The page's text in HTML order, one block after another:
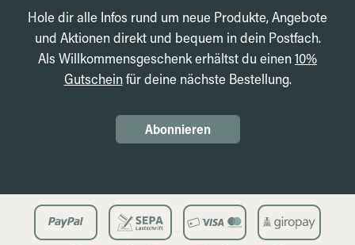
Hole dir alle Infos rund um neue Produkte, Angebote
und Aktionen direkt und bequem in dein Postfach.
Als Willkommensgeschenk erhältst du einen10%
Gutscheinfür deine nächste Bestellung.
Abonnieren